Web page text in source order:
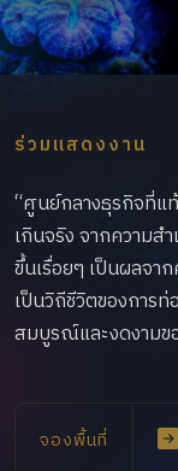
ร่วมแสดงงาน
“ศูนย์กลางธุรกิจที่แ
เกินจริง จากความส
ขึ้นเรื่อยๆ เป็นผลจา
เป็นวิถีชีวิตของการ
สมบูรณ์และงดงามข
จองพื้นที่